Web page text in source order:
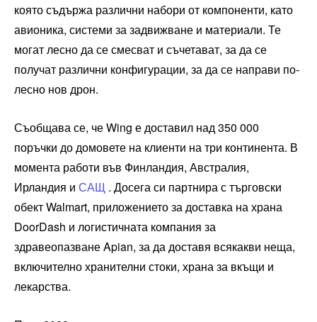
която съдържа различни набори от компоненти, като
авионика, системи за задвижване и материали. Те
могат лесно да се смесват и съчетават, за да се
получат различни конфигурации, за да се направи по-
лесно нов дрон.
Съобщава се, че Wing е доставил над 350 000
поръчки до домовете на клиенти на три континента. В
момента работи във Финландия, Австралия,
Ирландия и САЩ . Досега си партнира с търговски
обект Walmart, приложението за доставка на храна
DoorDash и логистичната компания за
здравеопазване Apian, за да доставя всякакви неща,
включително хранителни стоки, храна за вкъщи и
лекарства.